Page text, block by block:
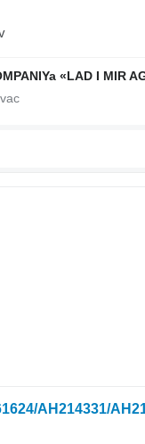
«LAD I MIR